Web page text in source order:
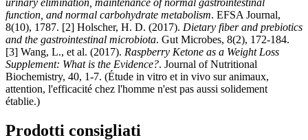
function, and normal carbohydrate metabolism. EFSA Journal,
8(10), 1787. [2] Holscher, H. D. (2017). Dietary fiber and prebiotics
and the gastrointestinal microbiota. Gut Microbes, 8(2), 172-184.
[3] Wang, L., et al. (2017). Raspberry Ketone as a Weight Loss
Supplement: What is the Evidence?. Journal of Nutritional
Biochemistry, 40, 1-7. (Étude in vitro et in vivo sur animaux,
attention, l'efficacité chez l'homme n'est pas aussi solidement
établie.)
Prodotti consigliati